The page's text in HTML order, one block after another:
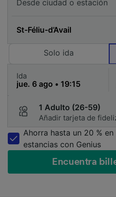
Solo ida
Ida
1 Adulto (26-59)
Añadir tarjeta de
Ahorra hasta un 20 % en
estancias con Genius
Encuentra